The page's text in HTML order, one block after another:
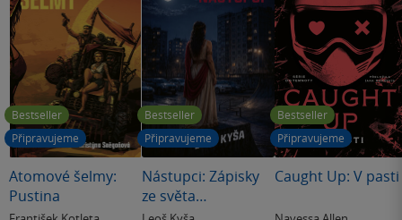
Bestseller
Připravujeme
Atomové šelmy:
Pustina
Bestseller
Připravujeme
Nástupci: Zápisky
ze světa
Gerontokracie
Bestseller
Připravujeme
Caught Up: V pasti